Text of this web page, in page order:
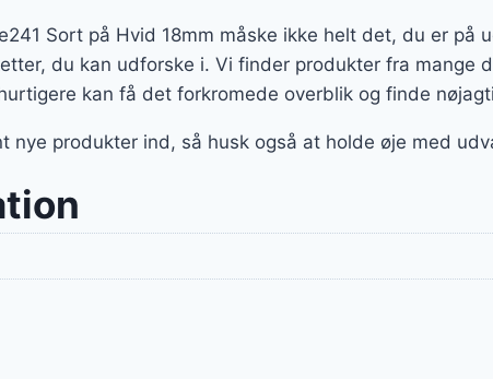
Sort på Hvid 18mm måske ikke helt det, du er på
du kan udforske i. Vi finder produkter fra mange
kan få det forkromede overblik og finde
nye produkter ind, så husk også at holde øje med